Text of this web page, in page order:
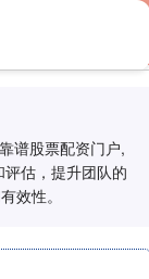
谱股票配资门户,
估，提升团队的
效性。